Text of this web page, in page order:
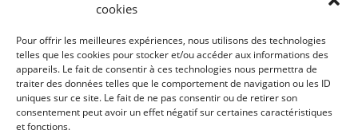
cookies
Pour offrir les meilleures expériences, nous utilisons des technologies
telles que les cookies pour stocker et/ou accéder aux informations des
appareils. Le fait de consentir à ces technologies nous permettra de
traiter des données telles que le comportement de navigation ou les ID
uniques sur ce site. Le fait de ne pas consentir ou de retirer son
consentement peut avoir un effet négatif sur certaines caractéristiques
et fonctions.